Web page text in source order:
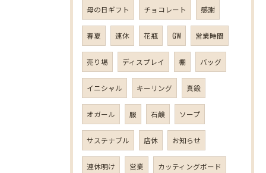
母の日ギフト チョコレート 感謝
春夏 連休 花瓶 GW 営業時間
売り場 ディスプレイ 棚 バッグ
イニシャル キーリング 真鍮
オガール 服 石鹸 ソープ
サステナブル 店休 お知らせ
連休明け 営業 カッティングボード